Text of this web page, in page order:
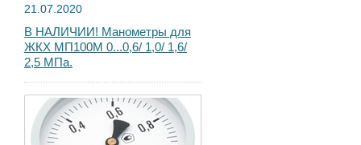
21.07.2020
В НАЛИЧИИ! Манометры для
ЖКХ МП100М 0...0,6/ 1,0/ 1,6/
2,5 МПа.